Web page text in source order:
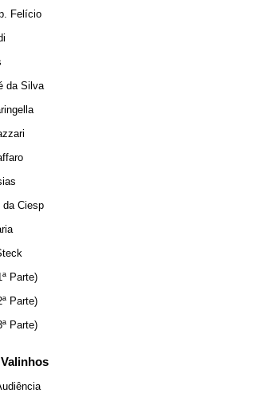
Felício
da Silva
da Ciesp
Parte)
Parte)
Parte)